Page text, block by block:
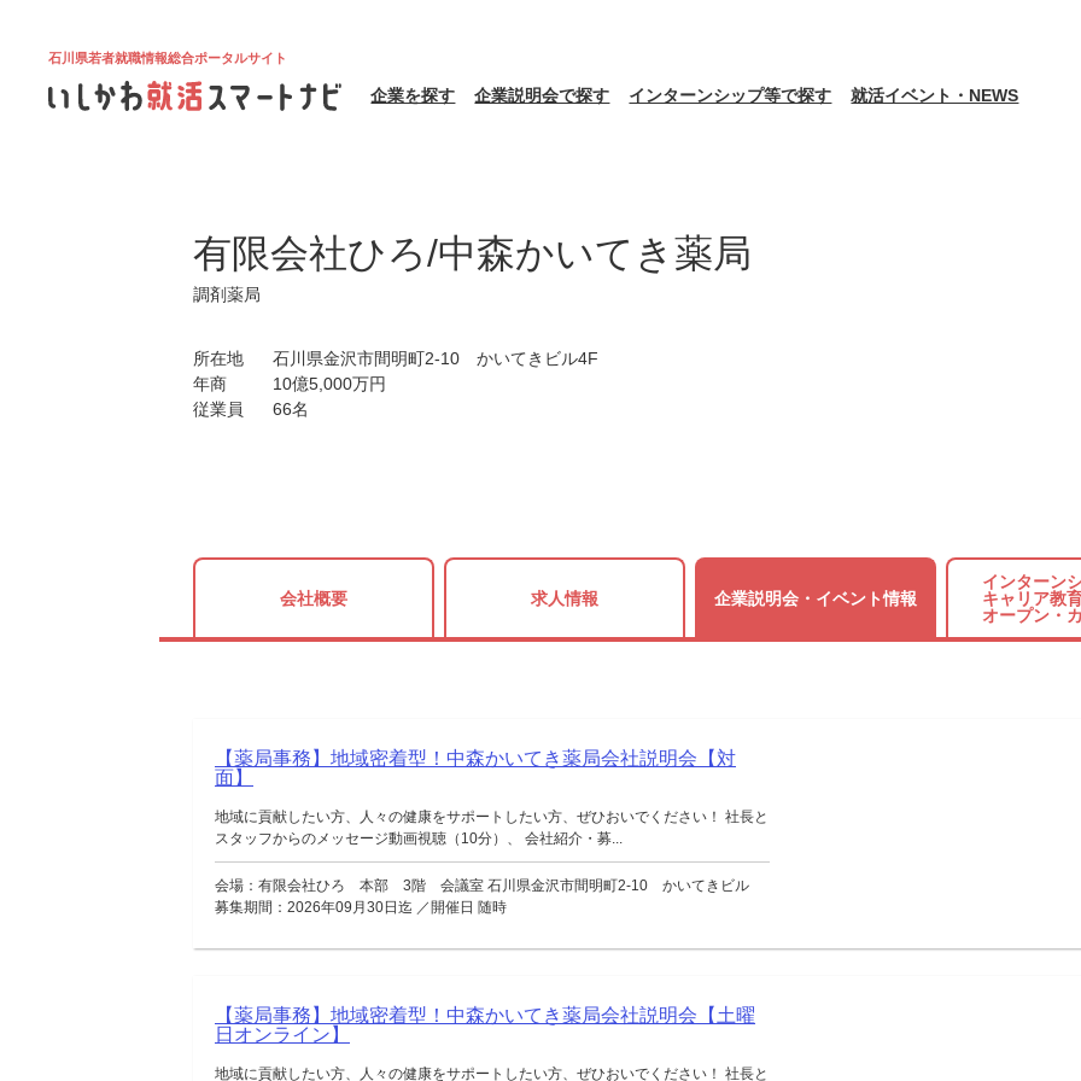
石川県若者就職情報総合ポータルサイト
企業を探す 企業説明会で探す インターンシップ等で探す 就活イベント・NEWS
有限会社ひろ/中森かいてき薬局
調剤薬局
所在地
石川県金沢市間明町2-10 かいてきビル4F
年商
10億5,000万円
従業員
66名
会社概要 求人情報 企業説明会・ イベント情報
インターン
キャリア教
オープン・
【薬局事務】地域密着型！中森かいてき薬局会社説明会【対
面】
地域に貢献したい方、人々の健康をサポートしたい方、ぜひおいでください！ 社長と
スタッフからのメッセージ動画視聴（10分）、 会社紹介・募...
会場：有限会社ひろ 本部 3階 会議室 石川県金沢市間明町2-10 かいてきビル
募集期間：2026年09月30日迄 ／開催日 随時
【薬局事務】地域密着型！中森かいてき薬局会社説明会【土曜
日オンライン】
地域に貢献したい方、人々の健康をサポートしたい方、ぜひおいでください！ 社長と